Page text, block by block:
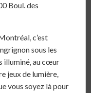
Boul. des
c’est
sous les
illuminé, au cœur
jeux de lumière,
vous soyez là pour